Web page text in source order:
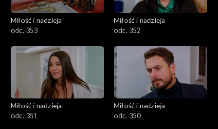
Miłość i nadzieja
odc. 353
Miłość i nadzieja
odc. 352
Miłość i nadzieja
odc. 351
Miłość i nadzieja
odc. 350